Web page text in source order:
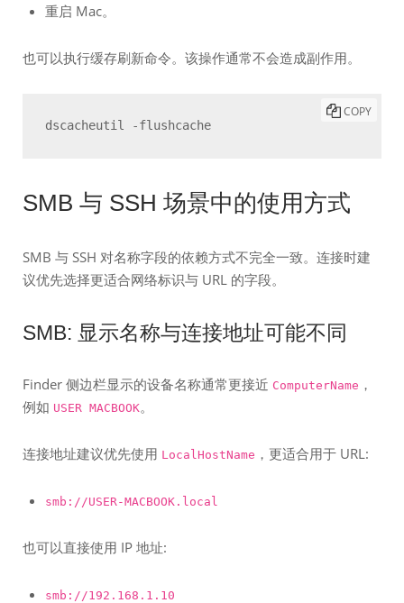
重启 Mac。
也可以执行缓存刷新命令。该操作通常不会造成副作用。
dscacheutil -flushcache
COPY
SMB 与 SSH 场景中的使用方式
SMB 与 SSH 对名称字段的依赖方式不完全一致。连接时建
议优先选择更适合网络标识与 URL 的字段。
SMB: 显示名称与连接地址可能不同
Finder 侧边栏显示的设备名称通常更接近 ComputerName ，
例如 USER MACBOOK。
连接地址建议优先使用 LocalHostName ，更适合用于 URL:
smb://USER-MACBOOK.local
也可以直接使用 IP 地址:
smb://192.168.1.10